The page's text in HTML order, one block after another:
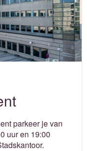
parkeer je van
uur en 19:00